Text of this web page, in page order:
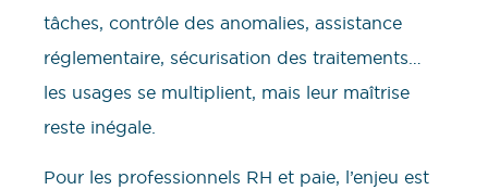
tâches, contrôle des anomalies, assistance
réglementaire, sécurisation des traitements…
les usages se multiplient, mais leur maîtrise
reste inégale.
Pour les professionnels RH et paie, l’enjeu est